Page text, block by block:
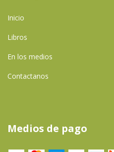
Inicio
Libros
En los medios
Contactanos
Medios de pago